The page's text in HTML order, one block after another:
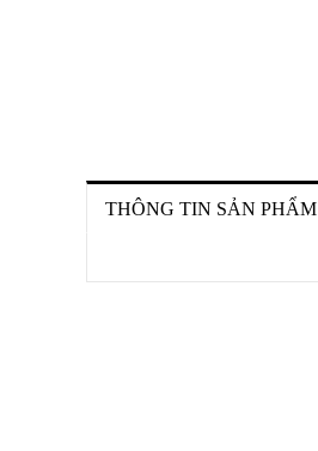
THÔNG TIN SẢN PHẨM